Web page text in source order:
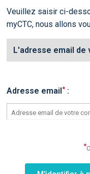
Veuillez saisir ci-
myCTC, nous allons
L'adresse email de
Adresse email*:
*